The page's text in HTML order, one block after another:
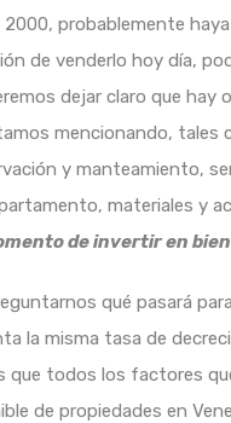
probablemente
de venderlo hoy día,
dejar claro que
mencionando, tales
y manteamiento,
materiales y
de invertir en
qué pasará
la misma tasa de
que todos los factores
de propiedades en